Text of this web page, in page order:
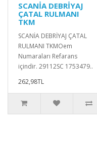
SCANİA DEBRİYAJ
ÇATAL RULMANI
TKM
SCANİA DEBRİYAJ ÇATAL
RULMANI TKMOem
Numaraları Refarans
içindir. 29112SC 1753479..
262,98TL